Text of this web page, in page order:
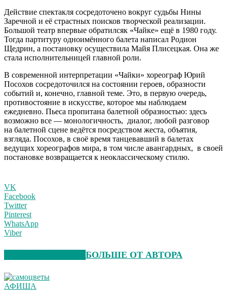
Действие спектакля сосредоточено вокруг судьбы Нины
Заречной и её страстных поисков творческой реализации.
Большой театр впервые обратилсяк «Чайке» ещё в 1980 году.
Тогда партитуру одноимённого балета написал Родион
Щедрин, а постановку осуществила Майя Плисецкая. Она же
стала исполнительницей главной роли.
В современной интерпретации «Чайки» хореограф Юрий
Посохов сосредоточился на состоянии героев, образности
событий и, конечно, главной теме. Это, в первую очередь,
противостояние в искусстве, которое мы наблюдаем
ежедневно. Пьеса пропитана балетной образностью: здесь
возможно все — монологичность, диалог, любой разговор
на балетной сцене ведётся посредством жеста, объятия,
взгляда. Посохов, в своё время танцевавший в балетах
ведущих хореографов мира, в том числе авангардных, в своей
постановке возвращается к неоклассическому стилю.
VK
Facebook
Twitter
Pinterest
WhatsApp
Viber
БОЛЬШЕ ОТ АВТОРА
АФИША